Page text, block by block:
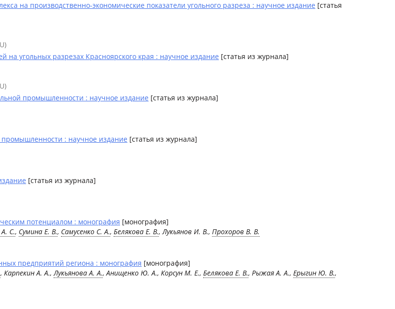
на производственно-экономические показатели угольного разреза : научное издание [статья
угольных разрезах Красноярского края : научное издание [статья из журнала]
промышленности : научное издание [статья из журнала]
: научное издание [статья из журнала]
[статья из журнала]
потенциалом : монография [монография]
С., Сумина Е. В., Самусенко С. А., Белякова Е. В., Лукьянов И. В., Прохоров В. В.
предприятий региона : монография [монография]
, Карпекин А. А.,Лукьянова А. А., Анищенко Ю. А., Корсун М. Е., Белякова Е. В., Рыжая А. А., Ерыгин Ю. В.,